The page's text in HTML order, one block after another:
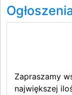
Zapraszamy
największej